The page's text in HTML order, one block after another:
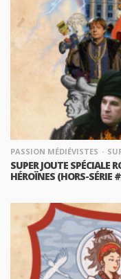
PASSION MÉDIÉVISTES
SUPER JOUTE SPÉCIALE
HÉROÏNES (HORS-SÉRIE